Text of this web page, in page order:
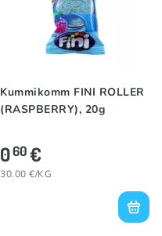
Kummikomm FINI ROLLER
(RASPBERRY), 20g
060€
30.00 €/KG